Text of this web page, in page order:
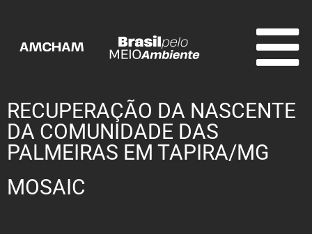
RECUPERAÇÃO DA NASCENTE
DA COMUNIDADE DAS
PALMEIRAS EM TAPIRA/MG
MOSAIC